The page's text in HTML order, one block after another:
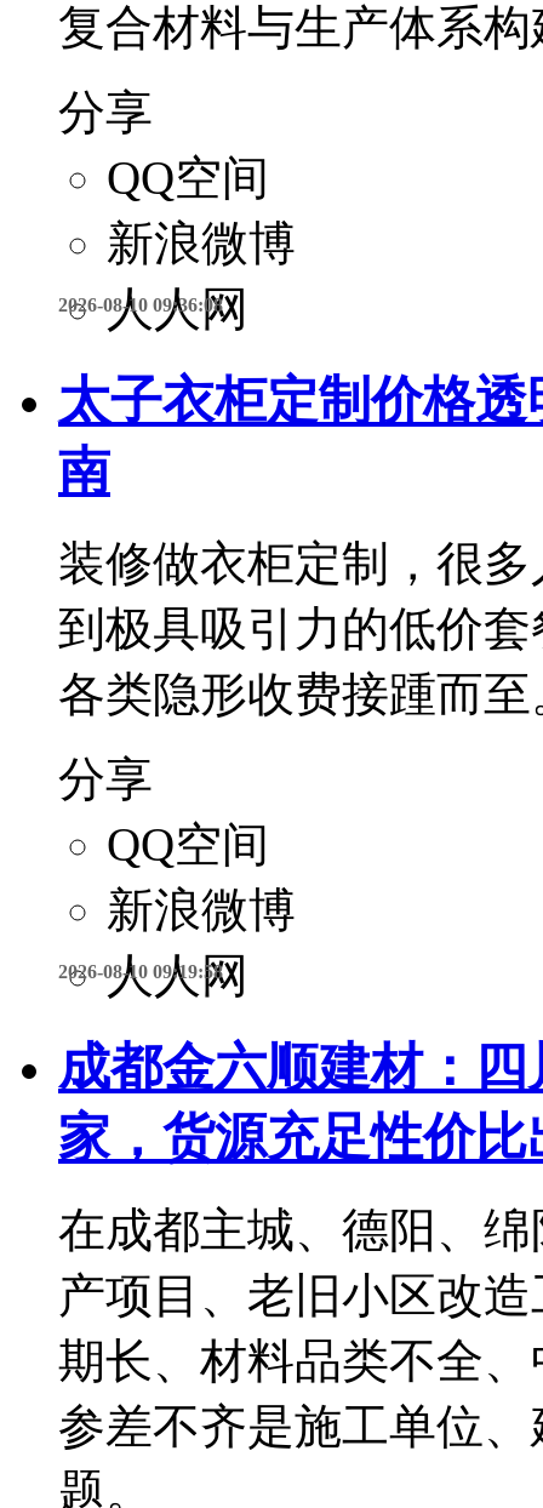
复合材料与生产体系
2026-08-10 09:36:08
分享
QQ空间
新浪微博
人人网
太子衣柜定制价格
南
装修做衣柜定制，很
到极具吸引力的低价
各类隐形收费接踵而至
2026-08-10 09:19:58
分享
QQ空间
新浪微博
人人网
成都金六顺建材：
家，货源充足性价比
在成都主城、德阳、
产项目、老旧小区改
期长、材料品类不全
参差不齐是施工单位
题。